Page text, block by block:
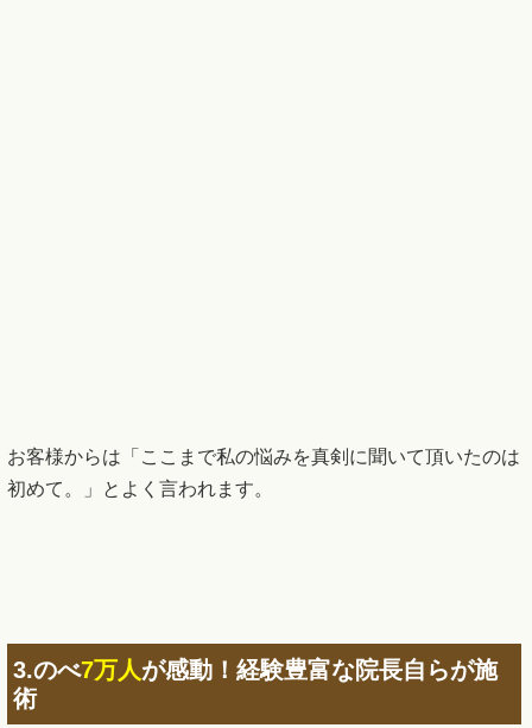
お客様からは「ここまで私の悩みを真剣に聞いて頂いたのは
初めて。」とよく言われます。
3.のべ7万人が感動！経験豊富な院長自らが施
術